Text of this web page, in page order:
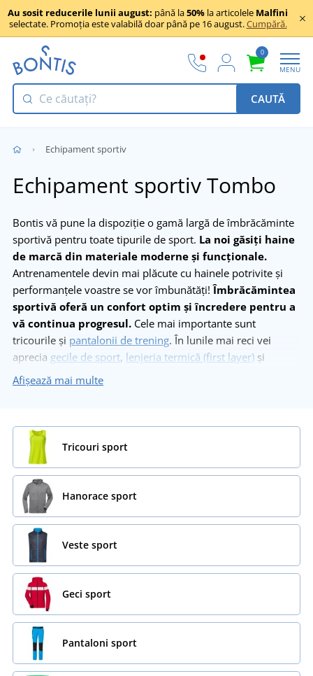
Au sosit reducerile lunii august: până la50% la articolele Malfini
selectate. Promoția este valabilă doar până pe 16 august.Cumpără.
0
MENU
CAUTĂ
Echipament sportiv
Echipament sportiv Tombo
Bontis vă pune la dispoziție o gamă largă de îmbrăcăminte
sportivă pentru toate tipurile de sport. La noi găsiți haine
de marcă din materiale moderne și funcționale.
Antrenamentele devin mai plăcute cu hainele potrivite și
performanțele voastre se vor îmbunătăți!Îmbrăcămintea
sportivă oferă un confort optim și încredere pentru a
vă continua progresul. Cele mai importante sunt
tricourile și pantalonii de trening. În lunile mai reci vei
aprecia gecile de sport, lenjeria termică (first layer) și
mănușile
. La noi găsești inclusiv
alergare. Să nu uităm de
Afișează mai multe
Tricouri sport
Hanorace sport
Veste sport
Geci sport
Pantaloni sport